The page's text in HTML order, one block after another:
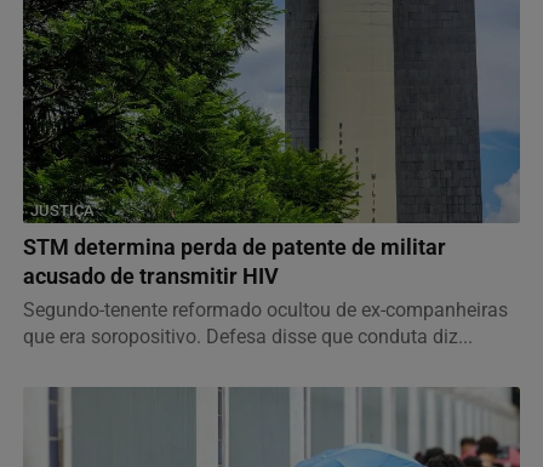
JUSTIÇA
STM determina perda de patente de militar
acusado de transmitir HIV
Segundo-tenente reformado ocultou de ex-companheiras
que era soropositivo. Defesa disse que conduta diz...